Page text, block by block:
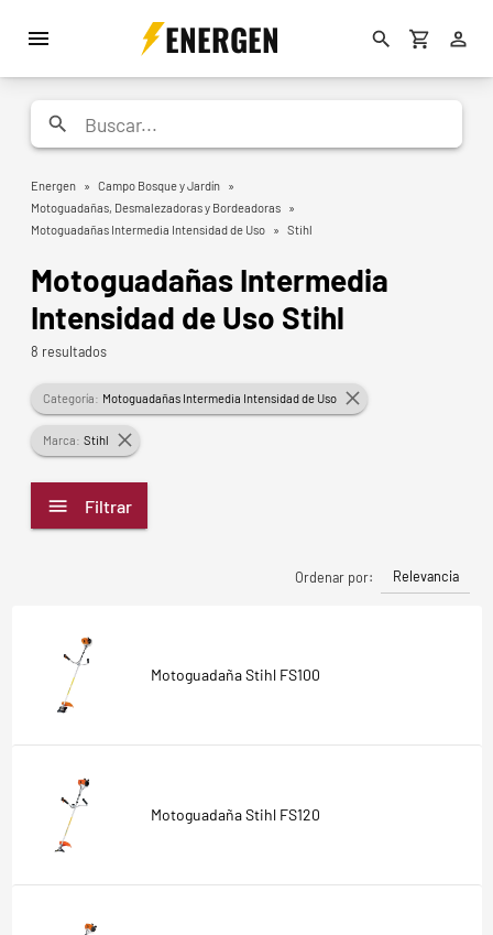
ENERGEN
Energen » Campo Bosque y Jardín
»
Motoguadañas, Desmalezadoras y Bordeadoras
»
Motoguadañas Intermedia Intensidad de Uso
» Stihl
Motoguadañas Intermedia
Intensidad de Uso Stihl
8 resultados
Categoría: Motoguadañas Intermedia Intensidad de Uso
Marca: Stihl
Filtrar
Ordenar por: Relevancia
Motoguadaña Stihl FS100
Motoguadaña Stihl FS120